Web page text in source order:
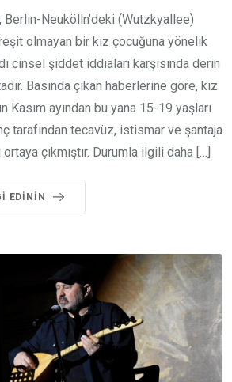
Berlin-Neukölln’deki (Wutzkyallee)
olmayan bir kız çocuğuna yönelik
cinsel şiddet iddiaları karşısında derin
Basında çıkan haberlerine göre, kız
Kasım ayından bu yana 15-19 yaşları
tarafından tecavüz, istismar ve şantaja
çıkmıştır. Durumla ilgili daha […]
EDININ